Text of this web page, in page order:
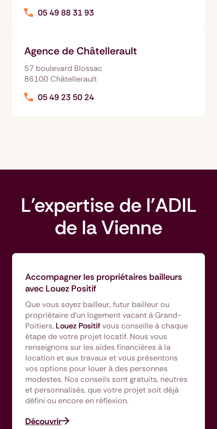
05 49 88 31 93
Agence de Châtellerault
57 boulevard Blossac
86100 Châtellerault
05 49 23 50 24
L'expertise de l'ADIL
de la Vienne
Accompagner les propriétaires bailleurs
avec Louez Positif
Que vous soyez bailleur, futur bailleur ou
propriétaire d’un logement vacant à Grand-
Poitiers, Louez Positifvous conseille à chaque
étape de votre projet locatif. Nous vous
renseignons sur les aides financières à la
location et aux travaux et vous présentons
vos options pour louer à des personnes
modestes. Nos conseils sont gratuits, neutres
et personnalisés, que votre projet soit déjà
défini ou encore en réflexion.
Découvrir